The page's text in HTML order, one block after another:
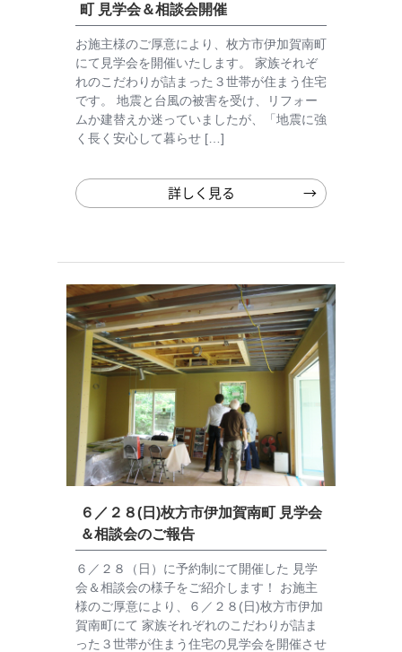
町 見学会＆相談会開催
お施主様のご厚意により、枚方市伊加賀南町
にて見学会を開催いたします。 家族それぞ
れのこだわりが詰まった３世帯が住まう住宅
です。 地震と台風の被害を受け、リフォー
ムか建替えか迷っていましたが、「地震に強
く長く安心して暮らせ […]
詳しく見る
６／２８(日)枚方市伊加賀南町 見学会
＆相談会のご報告
６／２８（日）に予約制にて開催した 見学
会＆相談会の様子をご紹介します！ お施主
様のご厚意により、６／２８(日)枚方市伊加
賀南町にて 家族それぞれのこだわりが詰ま
った３世帯が住まう住宅の見学会を開催させ